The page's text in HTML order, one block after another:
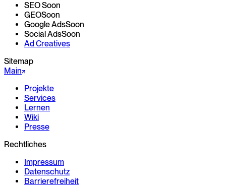
SEOSoon
GEOSoon
Google AdsSoon
Social AdsSoon
Ad Creatives
Sitemap
Main
Projekte
Services
Lernen
Wiki
Presse
Rechtliches
Impressum
Datenschutz
Barrierefreiheit